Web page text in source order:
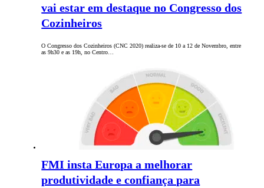
vai estar em destaque no Congresso dos
Cozinheiros
O Congresso dos Cozinheiros (CNC 2020) realiza-se de 10 a 12 de Novembro, entre
as 9h30 e as 19h, no Centro…
FMI insta Europa a melhorar
produtividade e confiança para